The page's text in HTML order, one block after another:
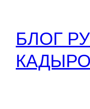
содержимому
БЛОГ